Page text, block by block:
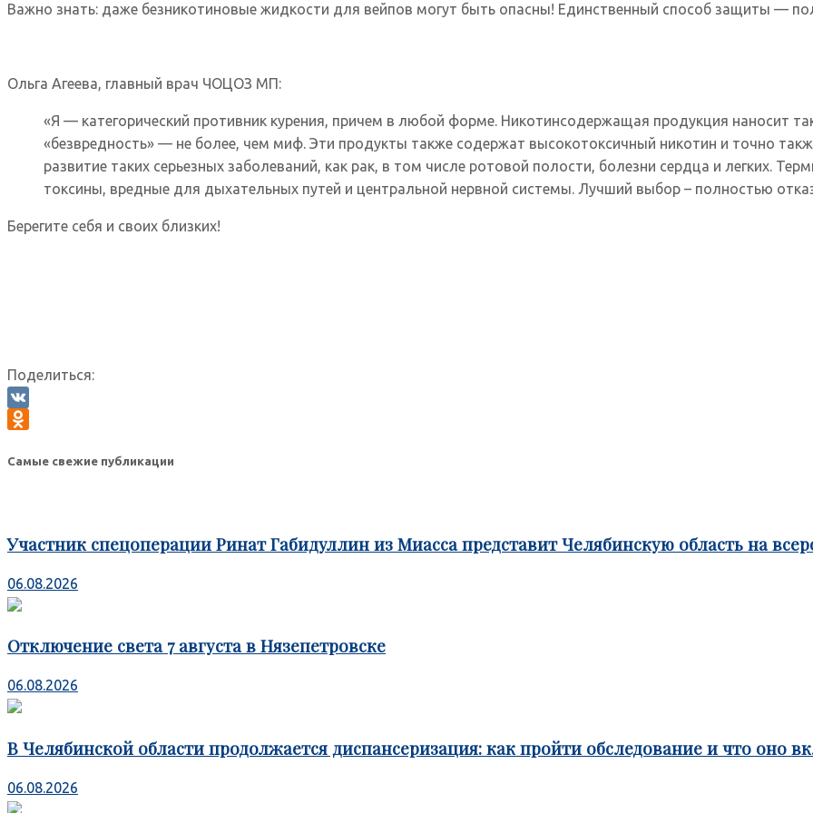
Важно знать: даже безникотиновые жидкости для вейпов могут быть опасны! Единственный способ защиты —
Ольга Агеева, главный врач ЧОЦОЗ МП:
«Я — категорический противник курения, причем в любой форме. Никотинсодержащая продукция наносит
«безвредность» — не более, чем миф. Эти продукты также содержат высокотоксичный никотин и точно
развитие таких серьезных заболеваний, как рак, в том числе ротовой полости, болезни сердца и легких.
токсины, вредные для дыхательных путей и центральной нервной системы. Лучший выбор – полностью
Берегите себя и своих близких!
Поделиться:
VK
Самые свежие публикации
Участник спецоперации Ринат Габидуллин из Миасса представит Челябинскую область на
06.08.2026
Отключение света 7 августа в Нязепетровске
06.08.2026
В Челябинской области продолжается диспансеризация: как пройти обследование и что оно
06.08.2026